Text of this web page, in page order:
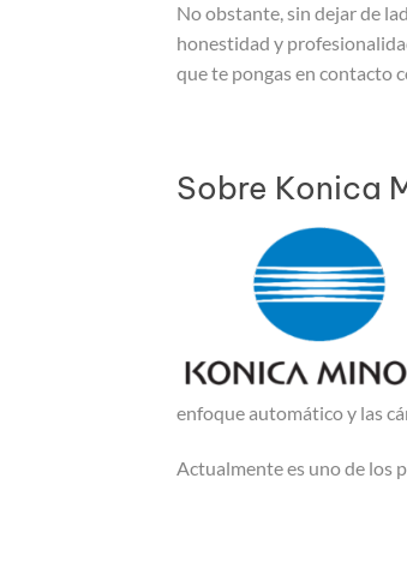
No obstante, sin dejar de
honestidad y
que te pongas en contacto
Sobre Konica
enfoque automático y las
Actualmente es uno de los